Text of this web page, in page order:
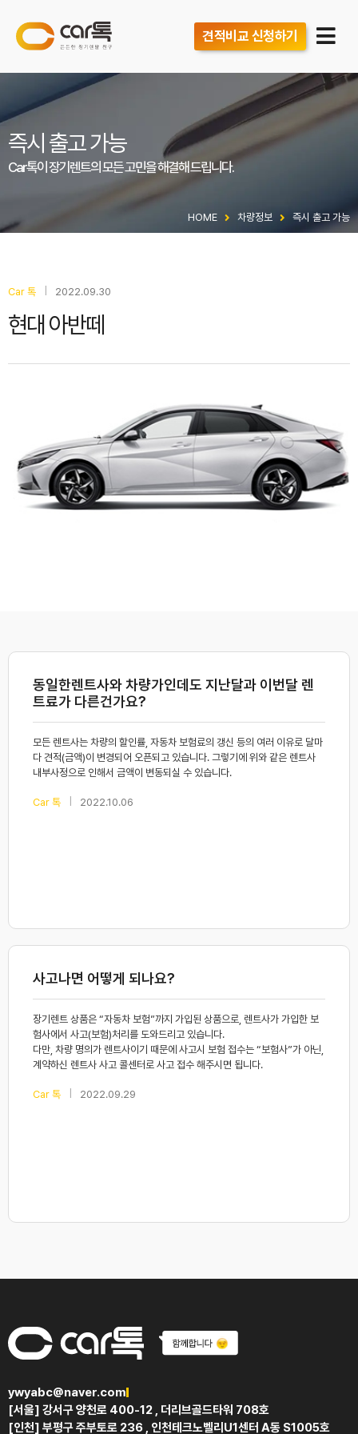
견적비교 신청하기
즉시 출고 가능
Car톡이 장기렌트의 모든 고민을 해결해 드립니다.
HOME 차량정보 즉시 출고 가능
Car 톡 2022.09.30
현대 아반떼
동일한렌트사와 차량가인데도 지난달과 이번달 렌
트료가 다른건가요?
모든 렌트사는 차량의 할인률, 자동차 보험료의 갱신 등의 여러 이유로 달마
다 견적(금액)이 변경되어 오픈되고 있습니다. 그렇기에 위와 같은 렌트사
내부사정으로 인해서 금액이 변동되실 수 있습니다.
Car 톡 2022.10.06
사고나면 어떻게 되나요?
장기렌트 상품은 “자동차 보험”까지 가입된 상품으로, 렌트사가 가입한 보
험사에서 사고(보험)처리를 도와드리고 있습니다.
다만, 차량 명의가 렌트사이기 때문에 사고시 보험 접수는 “보험사”가 아닌,
계약하신 렌트사 사고 콜센터로 사고 접수 해주시면 됩니다.
Car 톡 2022.09.29
ywyabc@naver.com
[서울] 강서구 양천로 400-12 , 더리브골드타워 708호
[인천] 부평구 주부토로 236 , 인천테크노벨리U1센터 A동 S1005호